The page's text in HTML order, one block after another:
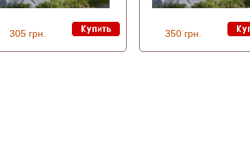
305 грн. 350 грн.